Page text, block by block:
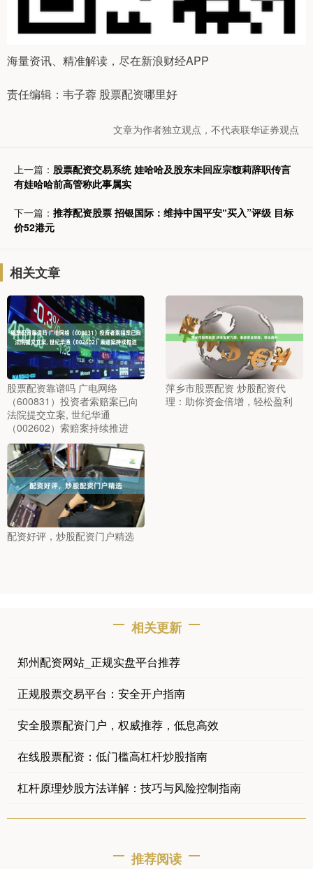
海量资讯、精准解读，尽在新浪财经APP
责任编辑：韦子蓉 股票配资哪里好
文章为作者独立观点，不代表联华证券观点
上一篇： 股票配资交易系统 娃哈哈及股东未回应宗馥莉辞职传言
有娃哈哈前高管称此事属实
下一篇： 推荐配资股票 招银国际：维持中国平安“买入”评级 目标
价52港元
相关文章
股票配资靠谱吗 广电网络
（600831）投资者索赔案已向
法院提交立案, 世纪华通
（002602）索赔案持续推进
萍乡市股票配资 炒股配资代
理：助你资金倍增，轻松盈利
配资好评，炒股配资门户精选
相关更新
郑州配资网站_正规实盘平台推荐
正规股票交易平台：安全开户指南
安全股票配资门户，权威推荐，低息高效
在线股票配资：低门槛高杠杆炒股指南
杠杆原理炒股方法详解：技巧与风险控制指南
推荐阅读